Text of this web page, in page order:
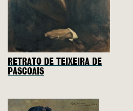
RETRATO DE TEIXEIRA DE
PASCOAIS